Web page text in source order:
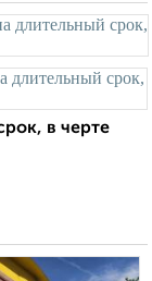
в черте